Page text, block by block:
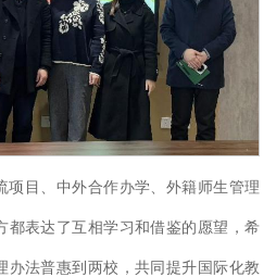
项目、中外合作办学、外籍师生管理
都表达了互相学习和借鉴的愿望，希
办法普惠到两校，共同提升国际化教